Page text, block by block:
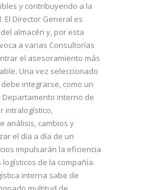
y contribuyendo a la
El Director General es
almacén y, por esta
a varias Consultorías
el asesoramiento más
Una vez seleccionado
integrarse, como un
interno de
intralogístico,
análisis, cambios y
el día a día de un
impulsarán la eficiencia
de la compañía.
interna sabe de